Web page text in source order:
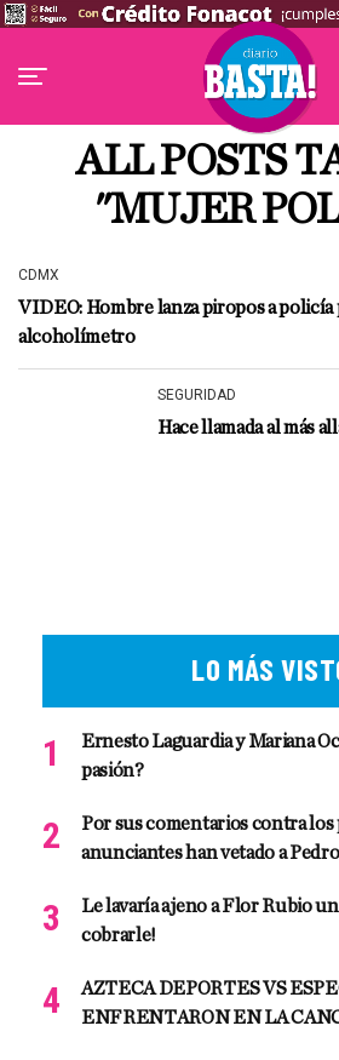
ALL POSTS
"MUJER
CDMX
VIDEO: Hombre lanza piropos a policía
alcoholímetro
SEGURIDAD
Hace llamada al más
LO MÁS
Ernesto Laguardia y Mariana
pasión?
Por sus comentarios contra los
anunciantes han vetado a
Le lavaría ajeno a Flor Rubio
cobrarle!
AZTECA DEPORTES VS
ENFRENTARON EN LA